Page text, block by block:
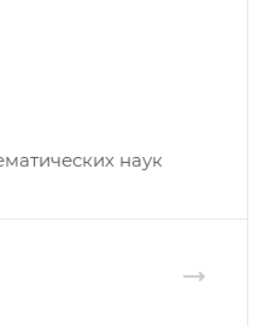
наук